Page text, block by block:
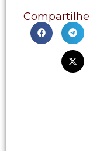
Compartilhe